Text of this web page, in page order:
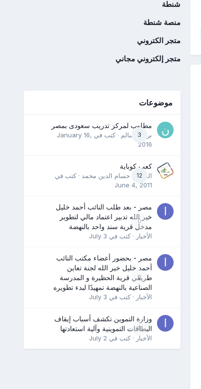
شنطة
منصة شنطة
متجر الكتروني
متجر إلكتروني مجاني
موضوعات
3
مطلوب لمركز تدريب سعودى بمصر
نرمين سالم · كتب في January 16,
2016
12
كعب كوباية
المدرب حسام الدين محمد · كتب في
June 4, 2011
0
مصر - بعد طلب النائب أحمد خليل
خير الله تدبير اعتماد مالي لتطوير
مدخل قرية سند واحد بالنهضة
الأخبار · كتب في July 3
0
مصر - بحضور أعضاء مكتب النائب
أحمد خليل خير الله لجنة تعاين
طريقي قرية الحظيرة و المدرسة
الصناعية بالنهضة تمهيدًا لبدء تطويره
الأخبار · كتب في July 3
0
وزارة التموين تكشف أسباب إيقاف
البطاقات التموينية وآلية استعادتها
الأخبار · كتب في July 2